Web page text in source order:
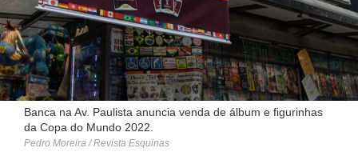
Banca na Av. Paulista anuncia venda de álbum e figurinhas
da Copa do Mundo 2022.
Pedro Moreira / Revista Esquinas